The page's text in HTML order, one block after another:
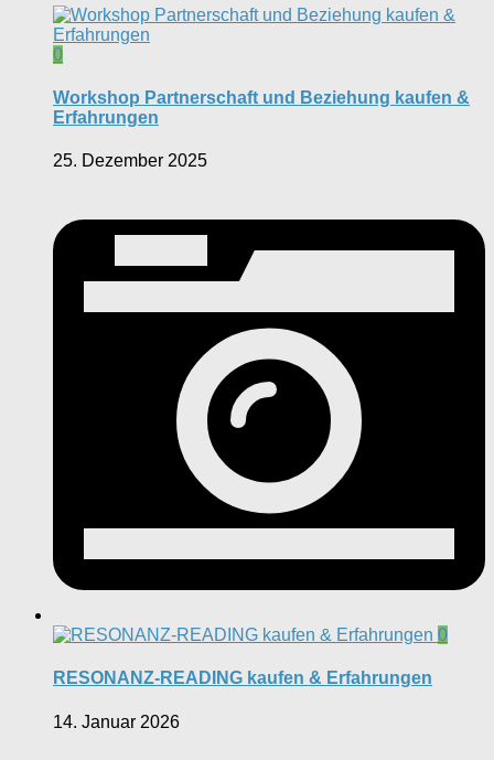
0
Workshop Partnerschaft und Beziehung kaufen &
Erfahrungen
25. Dezember 2025
0
RESONANZ-READING kaufen & Erfahrungen
14. Januar 2026